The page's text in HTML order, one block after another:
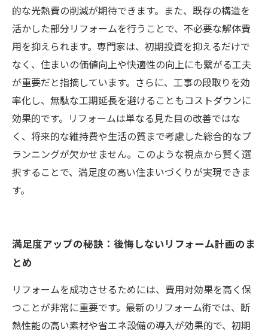
的な光熱費の削減が期待できます。また、既存の構造を
活かした部分リフォームを行うことで、不必要な解体費
用を抑えられます。専門家は、初期投資を抑えるだけで
なく、住まいの価値向上や快適性の向上にも繋がる工夫
が重要だと指摘しています。さらに、工事の段取りを効
率化し、無駄な工期延長を避けることもコストダウンに
効果的です。リフォームは単なる見た目の改善ではな
く、将来的な維持費や生活の質まで考慮した総合的なプ
ランニングが欠かせません。このような視点から賢く選
択することで、満足度の高い住まいづくりが実現できま
す。
満足度アップの秘訣：後悔しないリフォーム計画のま
とめ
リフォームを成功させるためには、費用対効果を高く保
つことが非常に重要です。最新のリフォーム術では、断
熱性能の高い素材や省エネ設備の導入が効果的で、初期